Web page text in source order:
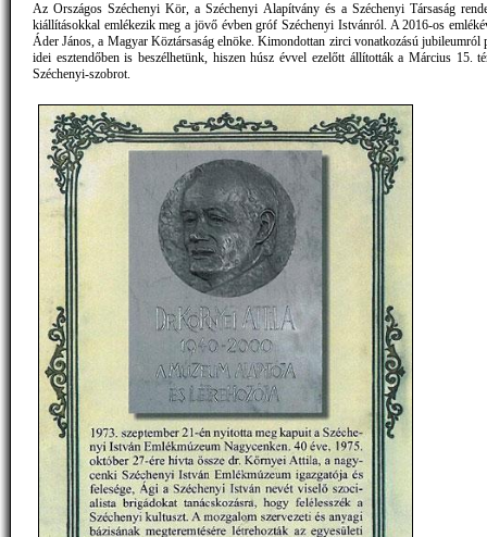
Az Országos Széchenyi Kör, a Széchenyi Alapítvány és a Széchenyi Társaság
kiállításokkal emlékezik meg a jövő évben gróf Széchenyi Istvánról. A 2016-os
Áder János, a Magyar Köztársaság elnöke. Kimondottan zirci vonatkozású jubileumról
idei esztendőben is beszélhetünk, hiszen húsz évvel ezelőtt állították a Március 15.
Széchenyi-szobrot.